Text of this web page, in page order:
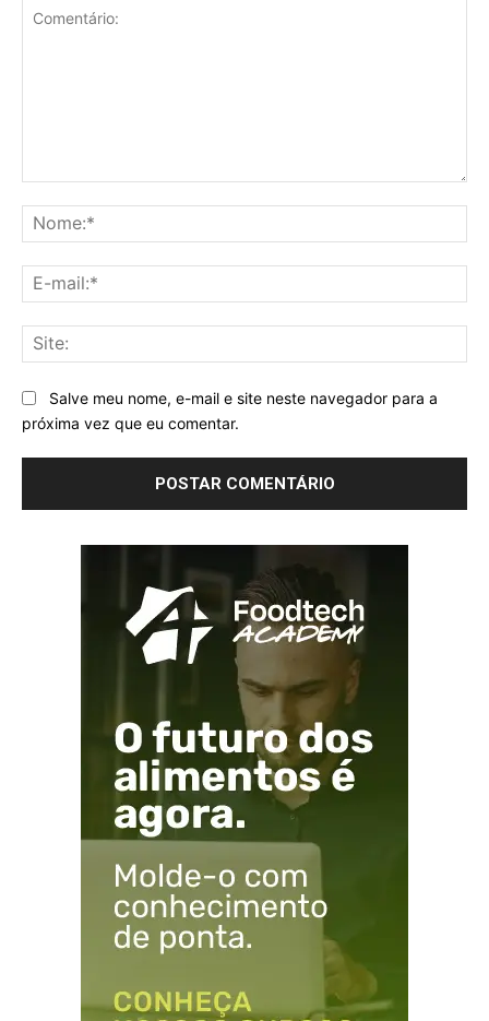
Salve meu nome, e-mail e site neste navegador para a
próxima vez que eu comentar.